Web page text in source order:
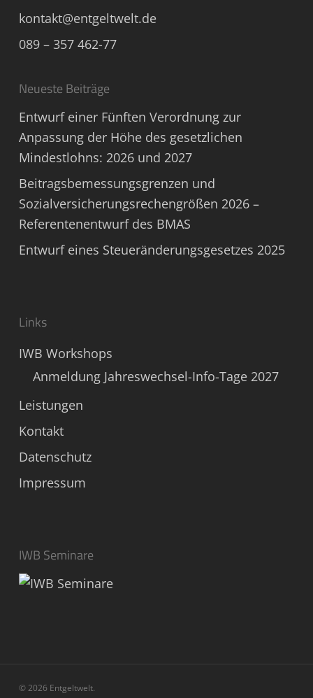
kontakt@entgeltwelt.de
089 – 357 462-77
Neueste Beiträge
Entwurf einer Fünften Verordnung zur
Anpassung der Höhe des gesetzlichen
Mindestlohns: 2026 und 2027
Beitragsbemessungsgrenzen und
Sozialversicherungsrechengrößen 2026 –
Referentenentwurf des BMAS
Entwurf eines Steueränderungsgesetzes 2025
Links
IWB Workshops
Anmeldung Jahreswechsel-Info-Tage 2027
Leistungen
Kontakt
Datenschutz
Impressum
IWB Seminare
© 2026 Entgeltwelt.